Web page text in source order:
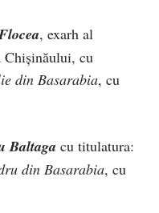
, exarh al
cu
din Basarabia, cu
Baltaga cu titulatura:
din Basarabia, cu